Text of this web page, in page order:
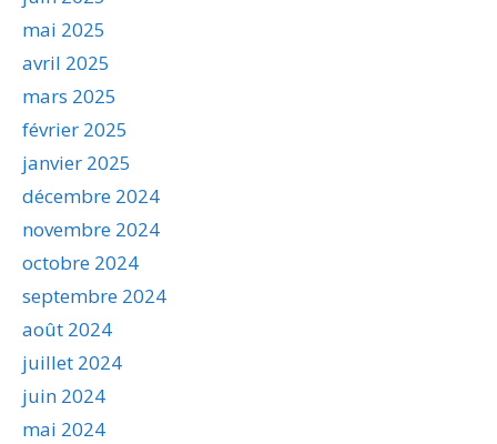
mai 2025
avril 2025
mars 2025
février 2025
janvier 2025
décembre 2024
novembre 2024
octobre 2024
septembre 2024
août 2024
juillet 2024
juin 2024
mai 2024